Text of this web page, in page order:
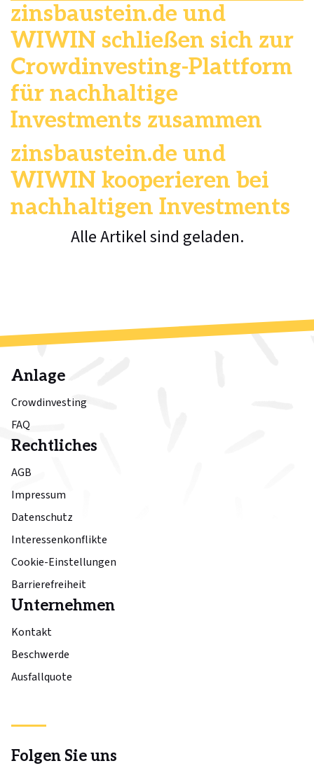
zinsbaustein.de und
WIWIN schließen sich zur
Crowdinvesting-Plattform
für nach­haltige
Investments zusammen
zinsbaustein.de und
WIWIN kooperieren bei
nachhaltigen Investments
Alle Artikel sind geladen.
Anlage
Crowdinvesting
FAQ
Unternehmen
Kontakt
Beschwerde
Ausfallquote
Rechtliches
AGB
Impressum
Datenschutz
Interessenkonflikte
Cookie-Einstellungen
Barrierefreiheit
Folgen Sie uns